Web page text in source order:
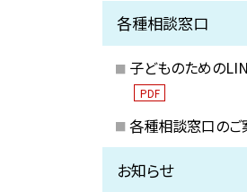
各種相談窓口
子どものための
PDF
各種相談窓口のご
お知らせ